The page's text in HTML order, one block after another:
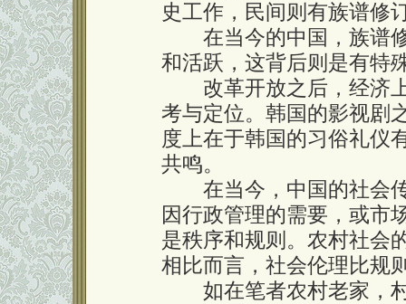
史工作，民间则有族谱修
在当今的中国，族谱修
和活跃，这背后则是有特
改革开放之后，经济上
考与定位。韩国的影视剧
度上在于韩国的习俗礼仪
共鸣。
在当今，中国的社会传
因行政管理的需要，或市
是秩序和规则。农村社会
相比而言，社会伦理比规
如在笔者农村老家，村